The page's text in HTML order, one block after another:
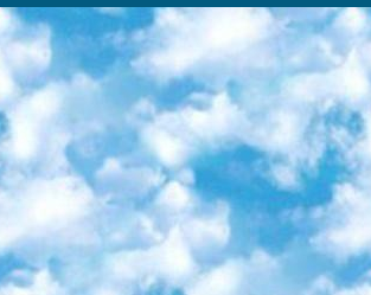
научных изданий. Сгруппированные по журналам и рубрикам публикации можно читать онлайн или скачивать целиком в PDF-формате. Проект нацелен на популяризацию науки за счёт открытого доступа к качественной информации. 6. «ПостНаука» На этом ресурсе публикуют подборки видеолекций, составленные экспертами из разных отраслей и объединённые общими темами. Среди них, к примеру, есть серии «Биоинформатика и геномика», «Культура средневековой Скандинавии» и Cinema Studies о теории кино. Каждая подборка лекций — логически связанная история, рассказанная экспертом от первого лица. Кроме того, на сайте появляются научно-образовательные статьи и тесты на разные темы. 7. «Newочём» Команда проекта «Newочём» отбирает самые интересные тексты из англоязычных СМИ и переводит те из них, за которые голосуют участники сообщества «ВКонтакте». По большей части это научно-популярные статьи. Редакторы придумывают лишь заголовки, в остальном содержание переводов соответствует оригиналам. Полные тексты можно читать прямо в социальной сети. 8. InternetUrok Онлайн-база материалов по основным дисциплинам школьной программы. Информация на сайте структурирована по классам, предметам и темам (урокам). Каждый урок состоит из видеолекций и конспектов. Есть также интерактивные тренажёры и тесты для закрепления пройденного материала. Даже если вы давно окончили школу, возможность повторить программу старших классов всегда может пригодиться. 9. Edutainme Ещё один ресурс об образовании. В отличие от Newtonew, как мне кажется, Edutainme больше ориентируется на представителей индустрии: педагогов, предпринимателей, разработчиков образовательных проектов. Но и любой, кто просто стремится к саморазвитию, найдёт на сайте много полезного и интересного для себя. Например, информацию о новых курсах и образовательных сервисах. 10. Newtonew Онлайн-медиа об образовании и обучении в широком смысле. Авторы Newtonew пишут об инструментах, заведениях, тактиках и стратегиях, которые помогают учить других и получать новые знания самостоятельно. На этой площадке вы найдёте новости, обзоры, аналитические мат